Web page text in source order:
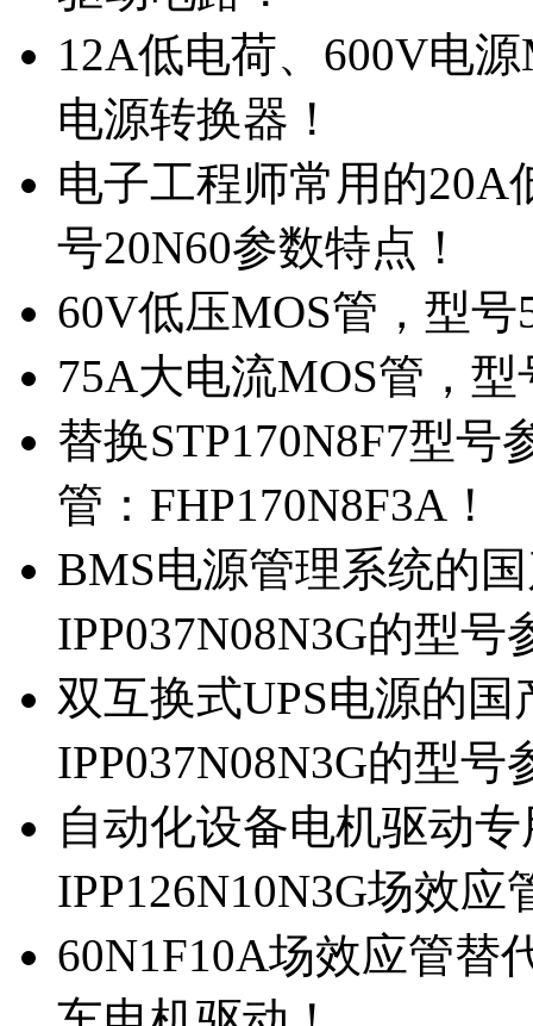
12A低电荷、600V电
电源转换器！
电子工程师常用的20A
号20N60参数特点！
60V低压MOS管，型
75A大电流MOS管，
替换STP170N8F7型
管：FHP170N8F3A！
BMS电源管理系统的
IPP037N08N3G的型号
双互换式UPS电源的
IPP037N08N3G的型号
自动化设备电机驱动
IPP126N10N3G场效应
60N1F10A场效应管替